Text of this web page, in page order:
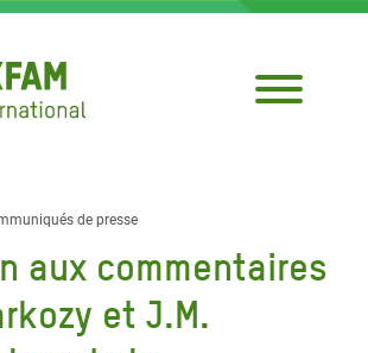
de presse
aux commentaires
et J.M.